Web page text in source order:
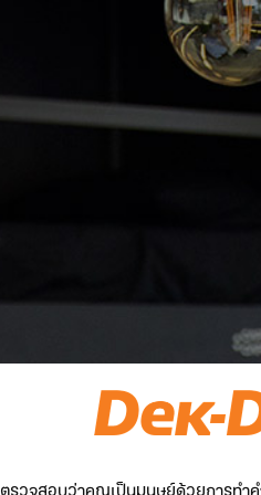
ตรวจสอบว่าคุณเป็นมนุษย์ด้วยการทำค